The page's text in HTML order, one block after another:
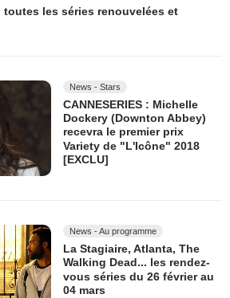
toutes les séries renouvelées et
News - Stars
CANNESERIES : Michelle
Dockery (Downton Abbey)
recevra le premier prix
Variety de "L'Icône" 2018
[EXCLU]
News - Au programme
La Stagiaire, Atlanta, The
Walking Dead... les rendez-
vous séries du 26 février au
04 mars